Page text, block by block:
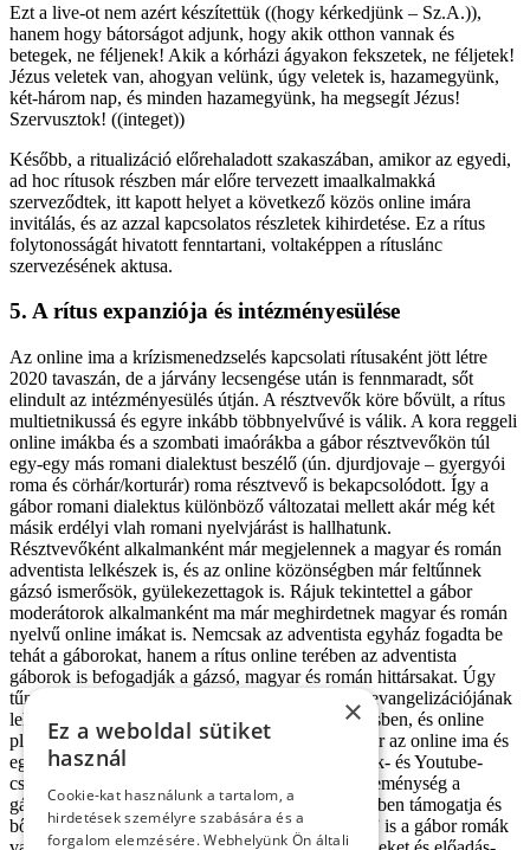
Ezt a live-ot nem azért készítettük ((hogy kérkedjünk – Sz.A.)),
hanem hogy bátorságot adjunk, hogy akik otthon vannak és
betegek, ne féljenek! Akik a kórházi ágyakon fekszetek, ne féljetek!
Jézus veletek van, ahogyan velünk, úgy veletek is, hazamegyünk,
két-három nap, és minden hazamegyünk, ha megsegít Jézus!
Szervusztok! ((integet))
Később, a ritualizáció előrehaladott szakaszában, amikor az egyedi,
ad hoc rítusok részben már előre tervezett imaalkalmakká
szerveződtek, itt kapott helyet a következő közös online imára
invitálás, és az azzal kapcsolatos részletek kihirdetése. Ez a rítus
folytonosságát hivatott fenntartani, voltaképpen a rítuslánc
szervezésének aktusa.
5. A rítus expanziója és intézményesülése
Az online ima a krízismenedzselés kapcsolati rítusaként jött létre
2020 tavaszán, de a járvány lecsengése után is fennmaradt, sőt
elindult az intézményesülés útján. A résztvevők köre bővült, a rítus
multietnikussá és egyre inkább többnyelvűvé is válik. A kora reggeli
online imákba és a szombati imaórákba a gábor résztvevőkön túl
egy-egy más romani dialektust beszélő (ún. djurdjovaje – gyergyói
roma és cörhár/korturár) roma résztvevő is bekapcsolódott. Így a
gábor romani dialektus különböző változatai mellett akár még két
másik erdélyi vlah romani nyelvjárást is hallhatunk.
Résztvevőként alkalmanként már megjelennek a magyar és román
adventista lelkészek is, és az online közönségben már feltűnnek
gázsó ismerősök, gyülekezettagok is. Rájuk tekintettel a gábor
moderátorok alkalmanként ma már meghirdetnek magyar és román
nyelvű online imákat is. Nemcsak az adventista egyház fogadta be
tehát a gáborokat, hanem a rítus online terében az adventista
gáborok is befogadják a gázsó, magyar és román hittársakat. Úgy
tűnik, hogy az adventista egyház a gábor romák evangelizációjának
lehetséges terét ismerte fel a roma kezdeményezésben, és online
platformok felkínálásával is támogatja azt. Ma már az online ima és
egyéb vallási események számára külön Facebook- és Youtube-
csatorna jött létre (pl. Speranţa pentru Gabori, ’Reménység a
gáboroknak’ néven). Az adventista egyház miközben támogatja és
bővíti, egyúttal kontroll alá is vonja, „kolonizálja” is a gábor romák
×
Ez a weboldal sütiket
használ
Cookie-kat használunk a tartalom, a
hirdetések személyre szabására és a
forgalom elemzésére. Webhelyünk Ön általi